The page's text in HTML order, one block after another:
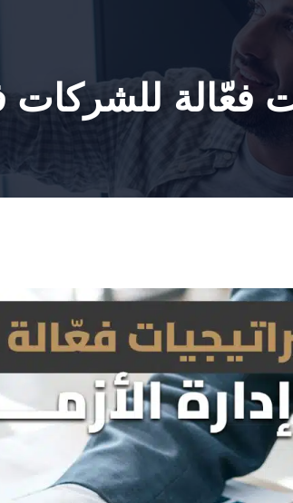
ABOUT US
فعّالة للشركات